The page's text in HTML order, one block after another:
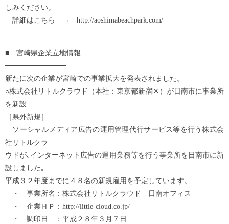
しみください。
詳細はこちら → http://aoshimabeachpark.com/
────────────
■ 宮崎県企業立地情報
────────────
新たに次の企業が宮崎での事業拡大を発表されました。
○株式会社リトルクラウド（本社：東京都新宿区）が日南市に事業所
を新設
［県外新規］
ソーシャルメディア広告の運用管理代行サービス等を行う株式会
社リトルクラ
ウドが､インターネット広告の運用業務等を行う事業所を日南市に新
設しました｡
平成３２年度までに４８名の新規雇用を予定しています。
・ 事業所名：株式会社リトルクラウド 日南オフィス
・ 企業ＨＰ：http://little-cloud.co.jp/
・ 調印日 ：平成２８年３月７日